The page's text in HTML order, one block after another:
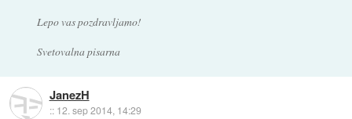
Lepo vas pozdravljamo!
Svetovalna pisarna
JanezH
:: 12. sep 2014, 14:29